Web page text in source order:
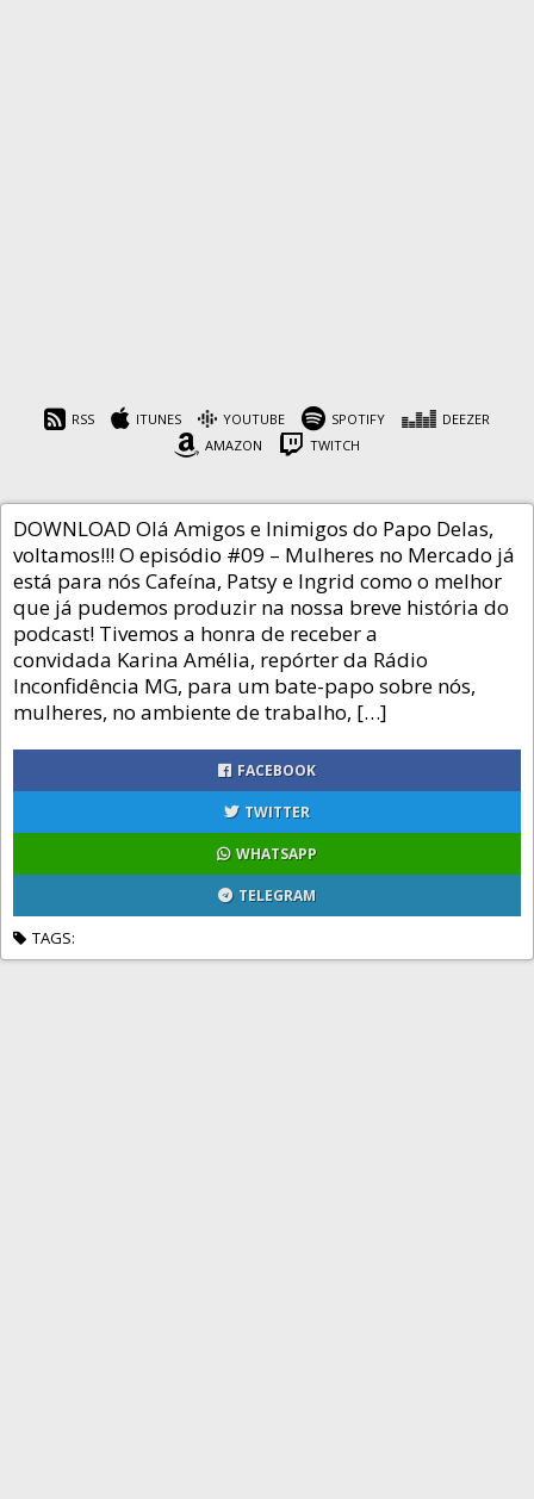
RSS ITUNES YOUTUBE SPOTIFY
DEEZER
AMAZON
TWITCH
Mulheres no Mercado
28 de março de 2018
DOWNLOAD Olá Amigos e Inimigos do Papo Delas,
voltamos!!! O episódio #09 – Mulheres no Mercado já
está para nós Cafeína, Patsy e Ingrid como o melhor
que já pudemos produzir na nossa breve história do
podcast! Tivemos a honra de receber a
convidada Karina Amélia, repórter da Rádio
Inconfidência MG, para um bate-papo sobre nós,
mulheres, no ambiente de trabalho, […]
FACEBOOK
TWITTER
WHATSAPP
TELEGRAM
TAGS: